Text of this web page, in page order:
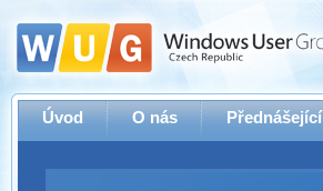
Úvod O nás Přednášející